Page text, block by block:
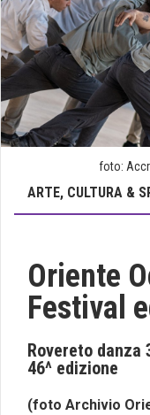
foto:
ARTE, CULTURA &
Oriente
Festival
Rovereto danza
46^ edizione
(foto Archivio